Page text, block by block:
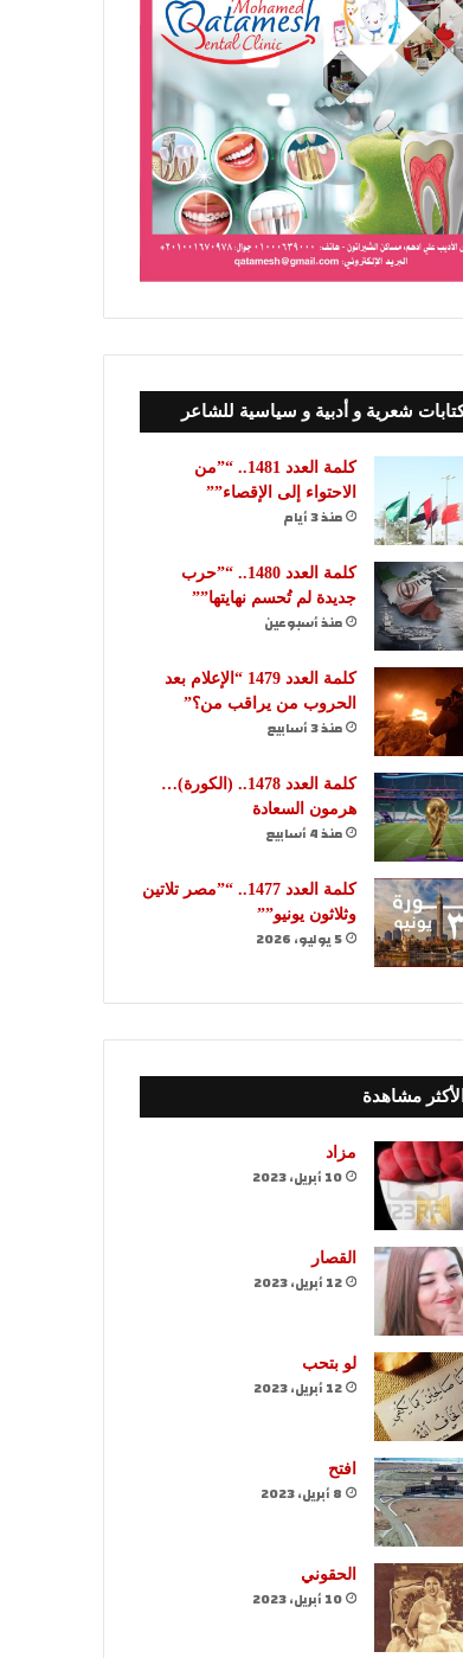
شعرية و أدبية و سياسية للشاعر
كلمة العدد 1481.. “”من
الاحتواء إلى الإقصاء””
منذ 3 أيام
كلمة العدد 1480.. “”حرب
جديدة لم تُحسم نهايتها””
منذ أسبوعين
كلمة العدد 1479 “الإعلام بعد
الحروب من يراقب من؟”
منذ 3 أسابيع
كلمة العدد 1478.. (الكورة)…
هرمون السعادة
منذ 4 أسابيع
كلمة العدد 1477.. “”مصر تلاتين
وثلاثون يونيو””
5 يوليو، 2026
الأكثر مشاهدة
مزاد
10 أبريل، 2023
القصار
12 أبريل، 2023
لو بتحب
12 أبريل، 2023
افتح
8 أبريل، 2023
الحقوني
10 أبريل، 2023